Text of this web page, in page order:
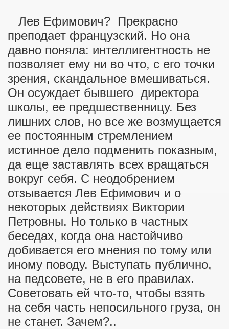
Лев Ефимович? Прекрасно
преподает французский. Но она
давно поняла: интеллигентность не
позволяет ему ни во что, с его точки
зрения, скандальное вмешиваться.
Он осуждает бывшего директора
школы, ее предшественницу. Без
лишних слов, но все же возмущается
ее постоянным стремлением
истинное дело подменить показным,
да еще заставлять всех вращаться
вокруг себя. С неодобрением
отзывается Лев Ефимович и о
некоторых действиях Виктории
Петровны. Но только в частных
беседах, когда она настойчиво
добивается его мнения по тому или
иному поводу. Выступать публично,
на педсовете, не в его правилах.
Советовать ей что-то, чтобы взять
на себя часть непосильного груза, он
не станет. Зачем?..